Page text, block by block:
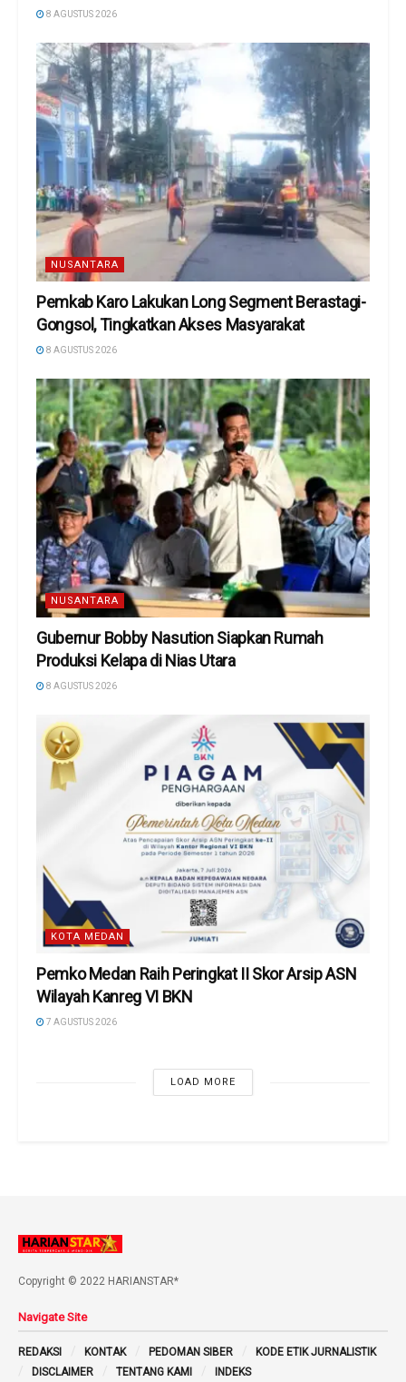
8 AGUSTUS 2026
NUSANTARA
Pemkab Karo Lakukan Long Segment Berastagi-
Gongsol, Tingkatkan Akses Masyarakat
8 AGUSTUS 2026
NUSANTARA
Gubernur Bobby Nasution Siapkan Rumah
Produksi Kelapa di Nias Utara
8 AGUSTUS 2026
KOTA MEDAN
Pemko Medan Raih Peringkat II Skor Arsip ASN
Wilayah Kanreg VI BKN
7 AGUSTUS 2026
LOAD MORE
Copyright © 2022 HARIANSTAR*
Navigate Site
REDAKSI KONTAK PEDOMAN SIBER
KODE ETIK JURNALISTIK
DISCLAIMER
TENTANG KAMI INDEKS